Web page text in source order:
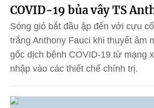
COVID-19 bủa vây TS
Sóng gió bắt đầu ập đến với cựu
trắng Anthony Fauci khi thuyết âm
gốc dịch bệnh COVID-19 từ mạng
nhập vào các thiết chế chính trị.